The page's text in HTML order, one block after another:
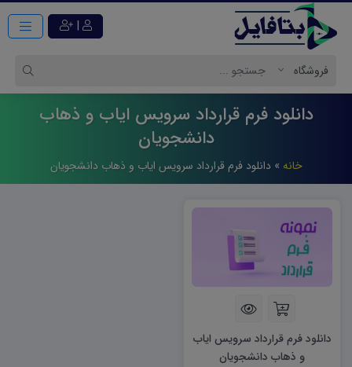
|
دانلود فرم قرارداد سرويس اياب و ذهاب
دانشجويان
خانه »دانلود فرم قرارداد سرويس اياب و ذهاب دانشجويان
دانلود فرم قرارداد سرویس ایاب
و ذهاب دانشجویان